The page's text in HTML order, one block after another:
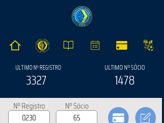
ULTIMO Nº REGISTRO
3327
ULTIMO Nº SÓCIO
1478
Nº Registro Nº Sócio